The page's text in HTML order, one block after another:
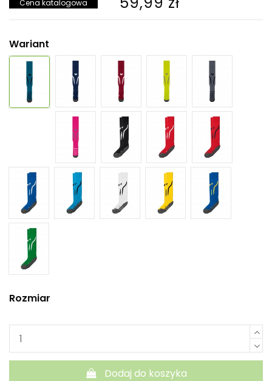
Cena katalogowa
Wariant
Rozmiar
Dodaj do koszyka